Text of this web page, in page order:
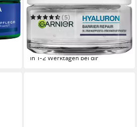
BARRIER REPAIR GEL-
CREME
(5)
6,85 € UVP7,99 €
(137,00 €/ 1 l)
-14%
in 1-2 Werktagen bei dir